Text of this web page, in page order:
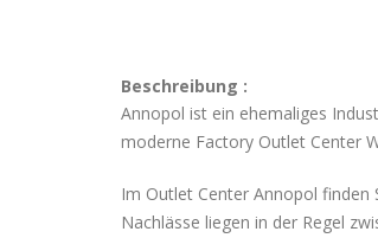
Beschreibung :
Annopol ist ein ehemaliges
moderne Factory Outlet Center
Im Outlet Center Annopol finden
Nachlässe liegen in der Regel